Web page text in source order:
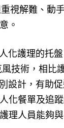
視解難、動
。
化護理的托
技術，相比
設計，有助
化餐單及追
理人員能夠